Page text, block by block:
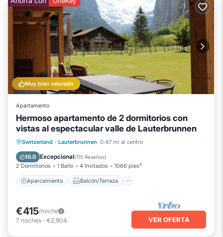
Muy bien valorado
Apartamento
Hermoso apartamento de 2 dormitorios con
vistas al espectacular valle de Lauterbrunnen
Switzerland · Lauterbrunnen 0.47 mi al centro
10.0 Excepcional(115 Reseñas)
2 Dormitorios 1 Baño 4 Invitados 1066 pies²
Aparcamiento Balcón/Terraza
Aparcamiento
Balcón/Terraza
Cocina
Internet
€415/noche
7 noches - €2,904 VER OFERTA